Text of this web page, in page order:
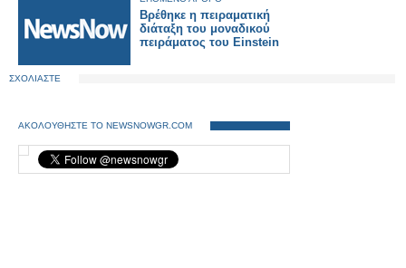
Βρέθηκε η πειραματική
διάταξη του μοναδικού
πειράματος του Einstein
ΣΧΟΛΙΑΣΤΕ
ΑΚΟΛΟΥΘΗΣΤΕ ΤΟ NEWSNOWGR.COM